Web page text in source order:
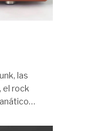
las
el rock